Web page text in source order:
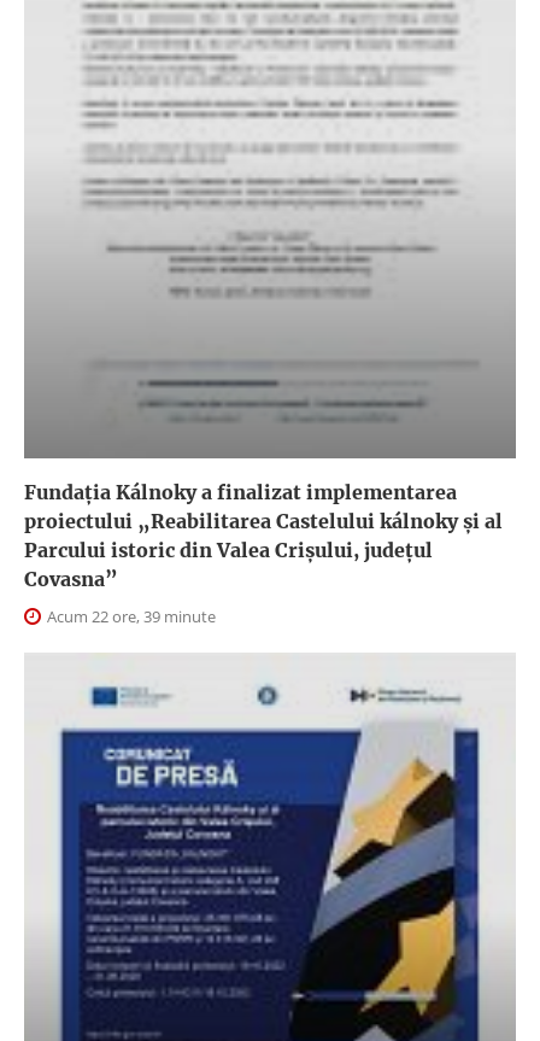
Fundația Kálnoky a finalizat implementarea
proiectului „Reabilitarea Castelului kálnoky și al
Parcului istoric din Valea Crișului, județul
Covasna”
Acum 22 ore, 39 minute